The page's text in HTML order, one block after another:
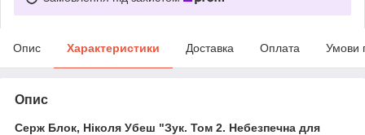
Опис Характеристики Доставка Оплата Умови
Опис
Серж Блок, Ніколя Убеш "Зук. Том 2. Небезпечна для